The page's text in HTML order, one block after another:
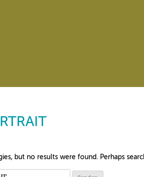
but no results were found. Perhaps